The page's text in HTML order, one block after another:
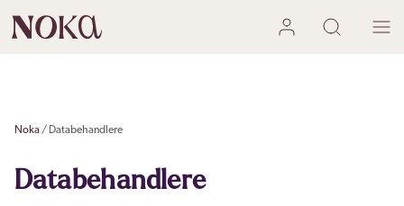
Noka Databehandlere
Databehandlere